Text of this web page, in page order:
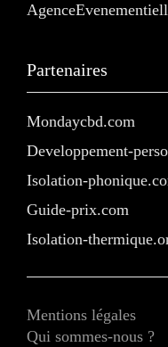
Partenaires
Mondaycbd.com
Developpement-
Isolation-
Guide-prix.com
Isolation-
Mentions légales
Qui sommes-nous ?